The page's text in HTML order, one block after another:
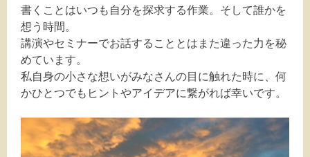
書くことはいつも自分を探求する作業。そして誰かを
想う時間。
講演やセミナーでお話することとはまた違った力を秘
めています。
私自身の小さな想いがみなさんの目に触れた時に、何
かひとつでもヒントやアイデアに繋がれば幸いです。